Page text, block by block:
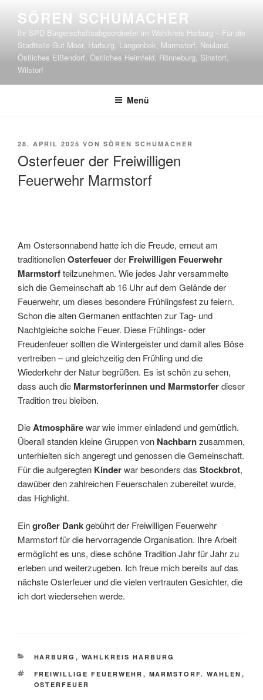
Inhalt
springen
SÖREN SCHUMACHER
Ihr SPD Bürgerschaftsabgeordneter im Wahlkreis Harburg – Für die
Stadtteile Gut Moor, Harburg, Langenbek, Marmstorf, Neuland,
Östliches Eißendorf, Östliches Heimfeld, Rönneburg, Sinstorf,
Wilstorf
Menü
VERÖFFENTLICHT
28. APRIL 2025 VON SÖREN SCHUMACHER
Osterfeuer der Freiwilligen
Feuerwehr Marmstorf
Am Ostersonnabend hatte ich die Freude, erneut am
traditionellenOsterfeuerder Freiwilligen Feuerwehr
Marmstorfteilzunehmen. Wie jedes Jahr versammelte
sich die Gemeinschaft ab 16 Uhr auf dem Gelände der
Feuerwehr, um dieses besondere Frühlingsfest zu feiern.
Schon die alten Germanen entfachten zur Tag- und
Nachtgleiche solche Feuer. Diese Frühlings- oder
Freudenfeuer sollten die Wintergeister und damit alles Böse
vertreiben – und gleichzeitig den Frühling und die
Wiederkehr der Natur begrüßen. Es ist schön zu sehen,
dass auch die Marmstorferinnen und Marmstorferdieser
Tradition treu bleiben.
DieAtmosphärewar wie immer einladend und gemütlich.
Überall standen kleine Gruppen von Nachbarnzusammen,
unterhielten sich angeregt und genossen die Gemeinschaft.
Für die aufgeregten Kinderwar besonders das Stockbrot,
dawüber den zahlreichen Feuerschalen zubereitet wurde,
das Highlight.
Eingroßer Dankgebührt der Freiwilligen Feuerwehr
Marmstorf für die hervorragende Organisation. Ihre Arbeit
ermöglicht es uns, diese schöne Tradition Jahr für Jahr zu
erleben und weiterzugeben. Ich freue mich bereits auf das
nächste Osterfeuer und die vielen vertrauten Gesichter, die
ich dort wiedersehen werde.
KATEGORIEN
HARBURG , WAHLKREIS HARBURG
SCHLAGWÖRTER
FREIWILLIGE FEUERWEHR , MARMSTORF. WAHLEN ,
OSTERFEUER